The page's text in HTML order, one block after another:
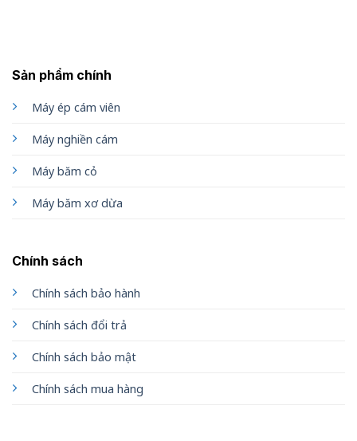
Sản phẩm chính
Máy ép cám viên
Máy nghiền cám
Máy băm cỏ
Máy băm xơ dừa
Chính sách
Chính sách bảo hành
Chính sách đổi trả
Chính sách bảo mật
Chính sách mua hàng